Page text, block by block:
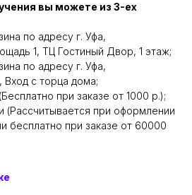
вы можете из 3-ех
по адресу г. Уфа,
1, ТЦ Гостиный Двор, 1 этаж;
по адресу г. Уфа,
Вход с торца дома;
при заказе от 1000 р.);
(Рассчитывается при оформлении
бесплатно при заказе от 60000